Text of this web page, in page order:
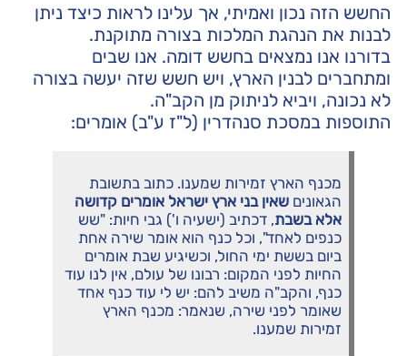
החשש הזה נכון ואמיתי, אך עלינו לראות כיצד ניתן
לבנות את הנהגת המלכות בצורה מתוקנת.
בדורנו אנו נמצאים בחשש דומה. אנו שבים
ומתחברים לבנין הארץ, ויש חשש שזה יעשה בצורה
לא נכונה, ויביא לניתוק מן הקב"ה.
התוספות במסכת סנהדרין (ל"ז ע"ב) אומרים:
מכנף הארץ זמירות שמענו. כתוב בתשובת
הגאונים שאין בני ארץ ישראל אומרים קדושה
אלא בשבת, דכתיב (ישעיה ו') גבי חיות: "שש
כנפים לאחד", וכל כנף הוא אומר שירה אחת
ביום בששת ימי החול, וכשיגיע שבת אומרים
החיות לפני המקום: רבונו של עולם, אין לנו עוד
כנף, והקב"ה משיב להם: יש לי עוד כנף אחד
שאומר לפני שירה, שנאמר: מכנף הארץ
זמירות שמענו.